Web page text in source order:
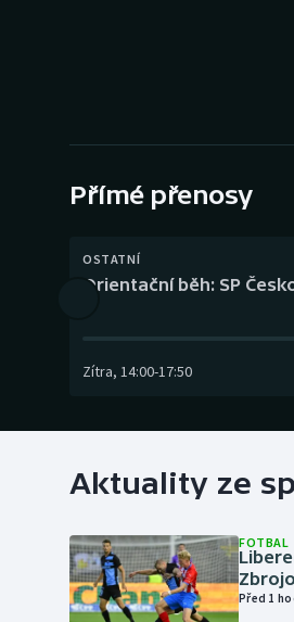
Přímé přenosy
OSTATNÍ
Orientační běh: SP
Zítra, 14:00-17:50
Aktuality ze
FOTBAL
Před 1